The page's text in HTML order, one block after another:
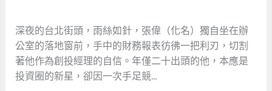
環
智
慧
選
擇
深夜的台北街頭，雨絲如針，張偉（化名）獨自坐在辦
公室的落地窗前，手中的財務報表彷彿一把利刃，切割
著他作為創投經理的自信。年僅二十出頭的他，本應是
投資圈的新星，卻因一次手足競…
窮：
當
舖
如
何